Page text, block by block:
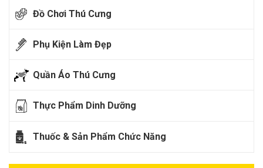
Đồ Chơi Thú Cưng
Phụ Kiện Làm Đẹp
Quần Áo Thú Cưng
Thực Phẩm Dinh Dưỡng
Thuốc & Sản Phẩm Chức Năng